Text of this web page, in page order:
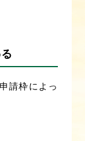
請枠によっ